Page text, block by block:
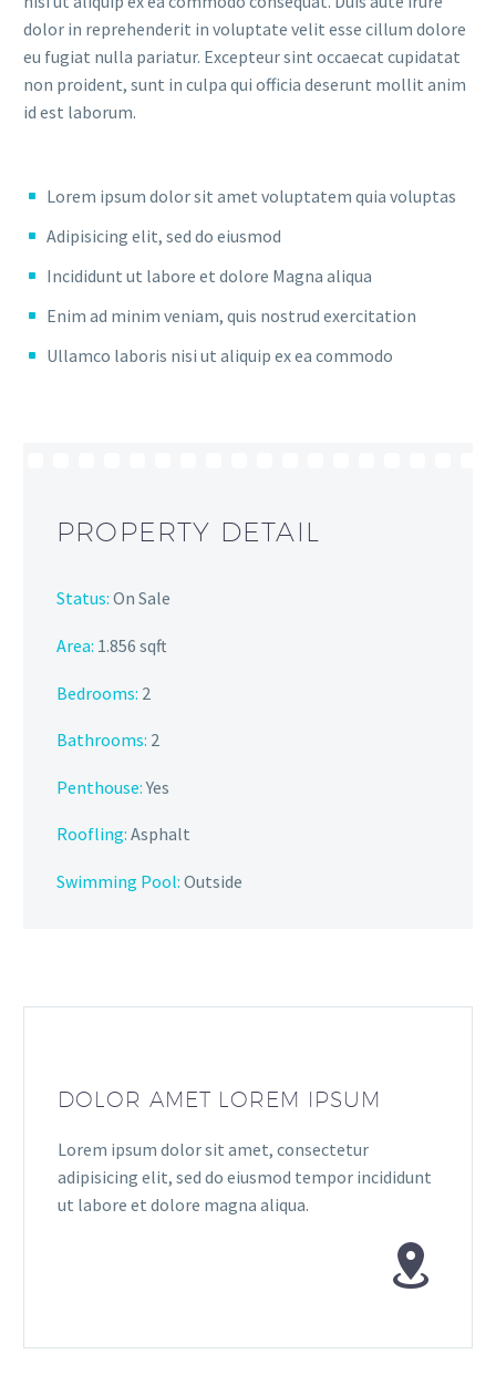
dolor in reprehenderit in voluptate velit esse cillum dolore
eu fugiat nulla pariatur. Excepteur sint occaecat cupidatat
non proident, sunt in culpa qui officia deserunt mollit anim
id est laborum.
Lorem ipsum dolor sit amet voluptatem quia voluptas
Adipisicing elit, sed do eiusmod
Incididunt ut labore et dolore Magna aliqua
Enim ad minim veniam, quis nostrud exercitation
Ullamco laboris nisi ut aliquip ex ea commodo
PROPERTY DETAIL
Status: On Sale
Area: 1.856 sqft
Bedrooms: 2
Bathrooms: 2
Penthouse:Yes
Roofling: Asphalt
Swimming Pool: Outside
DOLOR AMET LOREM IPSUM
Lorem ipsum dolor sit amet, consectetur
adipisicing elit, sed do eiusmod tempor incididunt
ut labore et dolore magna aliqua.

